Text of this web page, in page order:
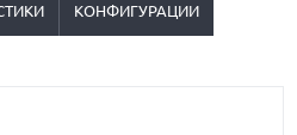
КОНФИГУРАЦИИ